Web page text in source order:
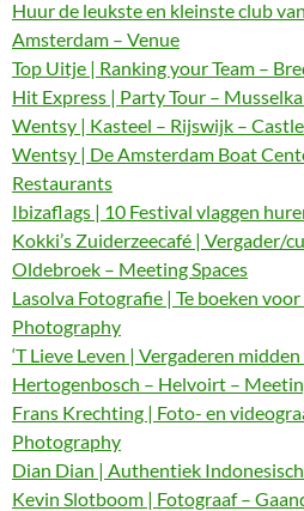
Huur de leukste en kleinste club
Amsterdam – Venue
Top Uitje | Ranking your Team –
Hit Express | Party Tour –
Wentsy | Kasteel – Rijswijk –
Wentsy | De Amsterdam Boat
Restaurants
Ibizaflags | 10 Festival vlaggen
Kokki’s Zuiderzeecafé | Vergader/
Oldebroek – Meeting Spaces
Lasolva Fotografie | Te boeken
Photography
‘T Lieve Leven | Vergaderen
Hertogenbosch – Helvoirt –
Frans Krechting | Foto- en
Photography
Dian Dian | Authentiek
Kevin Slotboom | Fotograaf –